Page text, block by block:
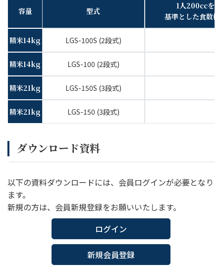
容量 型式
1人200ccを
基準とした食数概
精米14kg LGS-100S (2段式)
精米14kg LGS-100 (2段式)
精米21kg LGS-150S (3段式)
精米21kg LGS-150 (3段式)
ダウンロード資料
以下の資料ダウンロードには、会員ログインが必要となり
ます。
新規の方は、会員新規登録をお願いいたします。
ログイン
新規会員登録